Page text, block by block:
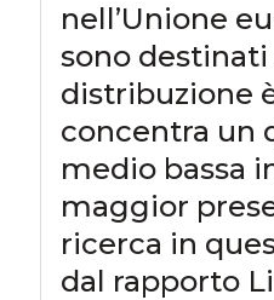
nell’Unione
sono
distribuzione
concentra un
medio bassa
maggior
ricerca in
dal rapporto